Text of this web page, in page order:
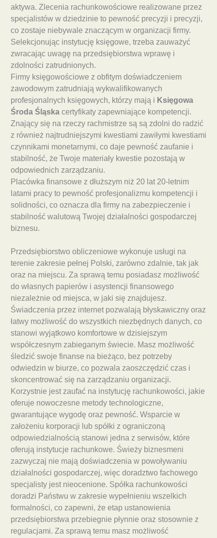
aktywa. Zlecenia rachunkowościowe realizowane przez
specjalistów w dziedzinie to pewność precyzji i precyzji,
co zostaje niebywale znaczącym w organizacji firmy.
Selekcjonując instytucję księgowe, trzeba zauważyć
zwracając uwagę na przedsiębiorstwa wprawę i
zdolności zatrudnionych.
Firmy księgowościowe z obfitym doświadczeniem
zawodowym zatrudniają wykwalifikowanych
profesjonalnych księgowych, którzy mają i Księgowa
Środa Śląska certyfikaty zapewniające kompetencji.
Znający się na rzeczy rachmistrze są są zdolni do radzić
z również najtrudniejszymi kwestiami zawiłymi kwestiami
czynnikami monetarnymi, co daje pewność zaufanie i
stabilność, że Twoje materiały kwestie pozostają w
odpowiednich zarządzaniu.
Placówka finansowe z dłuższym niż 20 lat 20-letnim
latami pracy to pewność profesjonalizmu kompetencji i
solidności, co oznacza dla firmy na zabezpieczenie i
stabilność walutową Twojej działalności gospodarczej
biznesu.
Przedsiębiorstwo obliczeniowe wykonuje usługi na
terenie zakresie pełnej Polski, zarówno zdalnie, tak jak
oraz na miejscu. Za sprawą temu posiadasz możliwość
do własnych papierów i asystencji finansowego
niezależnie od miejsca, w jaki się znajdujesz.
Świadczenia przez internet pozwalają błyskawiczny oraz
łatwy możliwość do wszystkich niezbędnych danych, co
stanowi wyjątkowo komfortowe w dzisiejszym
współczesnym zabieganym świecie. Masz możliwość
śledzić swoje finanse na bieżąco, bez potrzeby
odwiedzin w biurze, co pozwala zaoszczędzić czas i
skoncentrować się na zarządzaniu organizacji.
Korzystnie jest zaufać na instytucję rachunkowości, jakie
oferuje nowoczesne metody technologiczne,
gwarantujące wygodę oraz pewność. Wsparcie w
założeniu korporacji lub spółki z ograniczoną
odpowiedzialnością stanowi jedna z serwisów, które
oferują instytucje rachunkowe. Świeży biznesmeni
zazwyczaj nie mają doświadczenia w powoływaniu
działalności gospodarczej, więc doradztwo fachowego
specjalisty jest nieocenione. Spółka rachunkowości
doradzi Państwu w zakresie wypełnieniu wszelkich
formalności, co zapewni, że etap ustanowienia
przedsiębiorstwa przebiegnie płynnie oraz stosownie z
regulacjami. Za sprawą temu masz możliwość